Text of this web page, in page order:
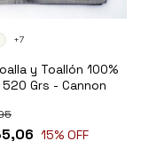
y Toallón 100%
Grs - Cannon
15% OFF
+7